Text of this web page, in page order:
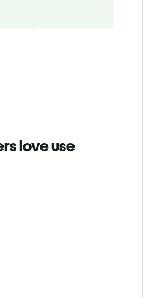
love use